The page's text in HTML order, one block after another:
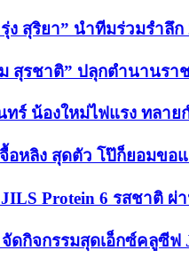
ง สุริยา” นำทีมร่วมรำลึ
สุรชาติ” ปลุกตำนานรา
ร์ น้องใหม่ไฟแรง ทลา
อหลิง สุดตัว โป๊ก็ยอมขอ
Protein 6 รสชาติ
จัดกิจกรรมสุดเอ็กซ์คลูซี